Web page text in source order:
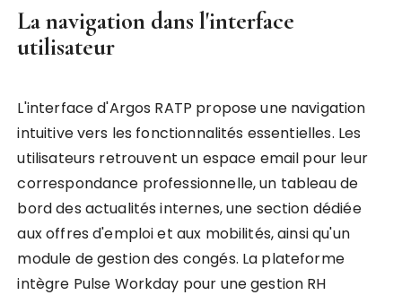
La navigation dans l'interface
utilisateur
L'interface d'Argos RATP propose une navigation
intuitive vers les fonctionnalités essentielles. Les
utilisateurs retrouvent un espace email pour leur
correspondance professionnelle, un tableau de
bord des actualités internes, une section dédiée
aux offres d'emploi et aux mobilités, ainsi qu'un
module de gestion des congés. La plateforme
intègre Pulse Workday pour une gestion RH